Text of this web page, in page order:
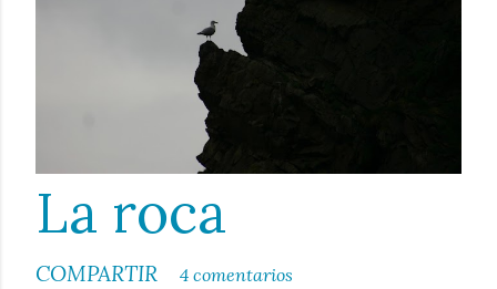
La roca
COMPARTIR 4 comentarios